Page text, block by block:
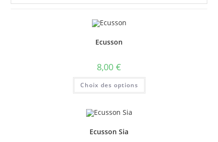
Ecusson
8,00 €
Choix des options
Ecusson Sia